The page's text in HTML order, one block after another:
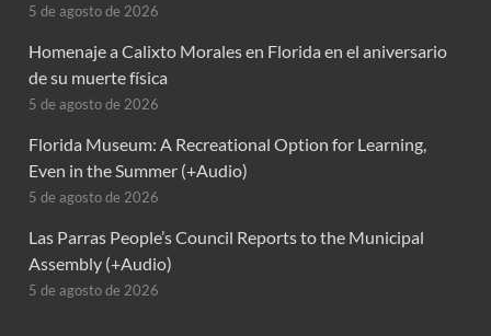
5 de agosto de 2026
Homenaje a Calixto Morales en Florida en el aniversario
de su muerte física
5 de agosto de 2026
Florida Museum: A Recreational Option for Learning,
Even in the Summer (+Audio)
5 de agosto de 2026
Las Parras People’s Council Reports to the Municipal
Assembly (+Audio)
5 de agosto de 2026